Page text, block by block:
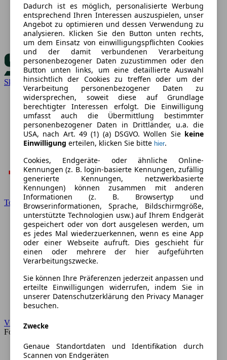
Skoda
Toyota
VW
Forum
Dadurch ist es möglich, personalisierte Werbung
entsprechend Ihren Interessen auszuspielen, unser
Angebot zu optimieren und dessen Verwendung zu
analysieren. Klicken Sie den Button unten rechts,
um dem Einsatz von einwilligungspflichten Cookies
und der damit verbundenen Verarbeitung
personenbezogener Daten zuzustimmen oder den
Button unten links, um eine detaillierte Auswahl
hinsichtlich der Cookies zu treffen oder um der
Verarbeitung personenbezogener Daten zu
widersprechen, soweit diese auf Grundlage
berechtigter Interessen erfolgt. Die Einwilligung
umfasst auch die Übermittlung bestimmter
personenbezogener Daten in Drittländer, u.a. die
USA, nach Art. 49 (1) (a) DSGVO. Wollen Sie keine
Einwilligung erteilen, klicken Sie bitte hier.
Cookies, Endgeräte- oder ähnliche Online-
Kennungen (z. B. login-basierte Kennungen, zufällig
generierte Kennungen, netzwerkbasierte
Kennungen) können zusammen mit anderen
Informationen (z. B. Browsertyp und
Browserinformationen, Sprache, Bildschirmgröße,
unterstützte Technologien usw.) auf Ihrem Endgerät
gespeichert oder von dort ausgelesen werden, um
es jedes Mal wiederzuerkennen, wenn es eine App
oder einer Webseite aufruft. Dies geschieht für
einen oder mehrere der hier aufgeführten
Verarbeitungszwecke.
Sie können Ihre Präferenzen jederzeit anpassen und
erteilte Einwilligungen widerrufen, indem Sie in
unserer Datenschutzerklärung den Privacy Manager
besuchen.
Zwecke
Genaue Standortdaten und Identifikation durch
Scannen von Endgeräten